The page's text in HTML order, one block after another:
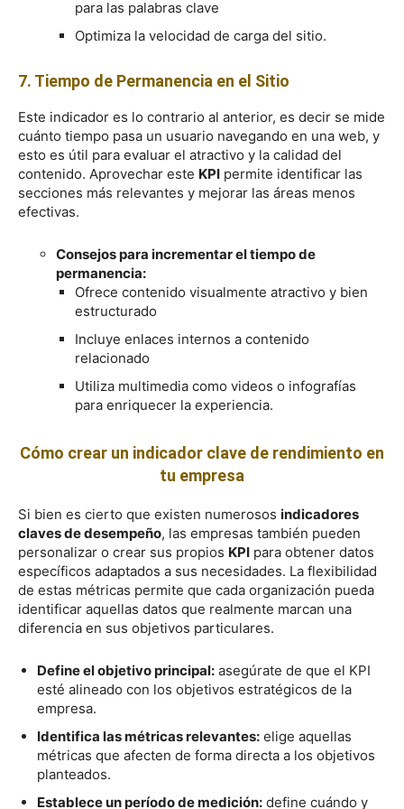
para las palabras clave
Optimiza la velocidad de carga del sitio.
7. Tiempo de Permanencia en el Sitio
Este indicador es lo contrario al anterior, es decir se mide
cuánto tiempo pasa un usuario navegando en una web, y
esto es útil para evaluar el atractivo y la calidad del
contenido. Aprovechar este KPI permite identificar las
secciones más relevantes y mejorar las áreas menos
efectivas.
Consejos para incrementar el tiempo de
permanencia:
Ofrece contenido visualmente atractivo y bien
estructurado
Incluye enlaces internos a contenido
relacionado
Utiliza multimedia como videos o infografías
para enriquecer la experiencia.
Cómo crear un indicador clave de rendimiento en
tu empresa
Si bien es cierto que existen numerosos indicadores
claves de desempeño, las empresas también pueden
personalizar o crear sus propios KPI para obtener datos
específicos adaptados a sus necesidades. La flexibilidad
de estas métricas permite que cada organización pueda
identificar aquellas datos que realmente marcan una
diferencia en sus objetivos particulares.
Define el objetivo principal: asegúrate de que el KPI
esté alineado con los objetivos estratégicos de la
empresa.
Identifica las métricas relevantes: elige aquellas
métricas que afecten de forma directa a los objetivos
planteados.
Establece un período de medición: define cuándo y